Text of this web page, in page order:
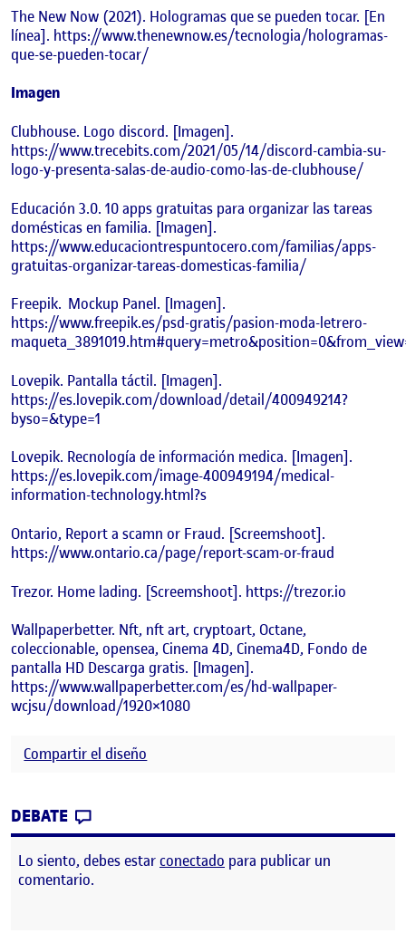
The New Now (2021). Hologramas que se pueden tocar. [En
línea]. https://www.thenewnow.es/tecnologia/hologramas-
que-se-pueden-tocar/
Imagen
Clubhouse. Logo discord. [Imagen].
https://www.trecebits.com/2021/05/14/discord-cambia-su-
logo-y-presenta-salas-de-audio-como-las-de-clubhouse/
Educación 3.0. 10 apps gratuitas para organizar las tareas
domésticas en familia. [Imagen].
https://www.educaciontrespuntocero.com/familias/apps-
gratuitas-organizar-tareas-domesticas-familia/
Freepik. Mockup Panel. [Imagen].
https://www.freepik.es/psd-gratis/pasion-moda-letrero-
Lovepik. Pantalla táctil. [Imagen].
https://es.lovepik.com/download/detail/400949214?
byso=&type=1
Lovepik. Recnología de información medica. [Imagen].
https://es.lovepik.com/image-400949194/medical-
information-technology.html?s
Ontario, Report a scamn or Fraud. [Screemshoot].
https://www.ontario.ca/page/report-scam-or-fraud
Trezor. Home lading. [Screemshoot]. https://trezor.io
Wallpaperbetter. Nft, nft art, cryptoart, Octane,
coleccionable, opensea, Cinema 4D, Cinema4D, Fondo de
pantalla HD Descarga gratis. [Imagen].
https://www.wallpaperbetter.com/es/hd-wallpaper-
wcjsu/download/1920×1080
Compartir el diseño
DEBATE
Lo siento, debes estarconectado para publicar un
comentario.